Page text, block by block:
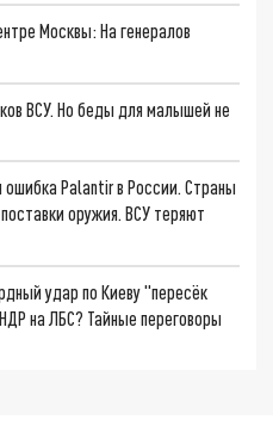
Москвы: На генералов
ВСУ. Но беды для малышей не
Palantir в России. Страны
оружия. ВСУ теряют
удар по Киеву "пересёк
на ЛБС? Тайные переговоры